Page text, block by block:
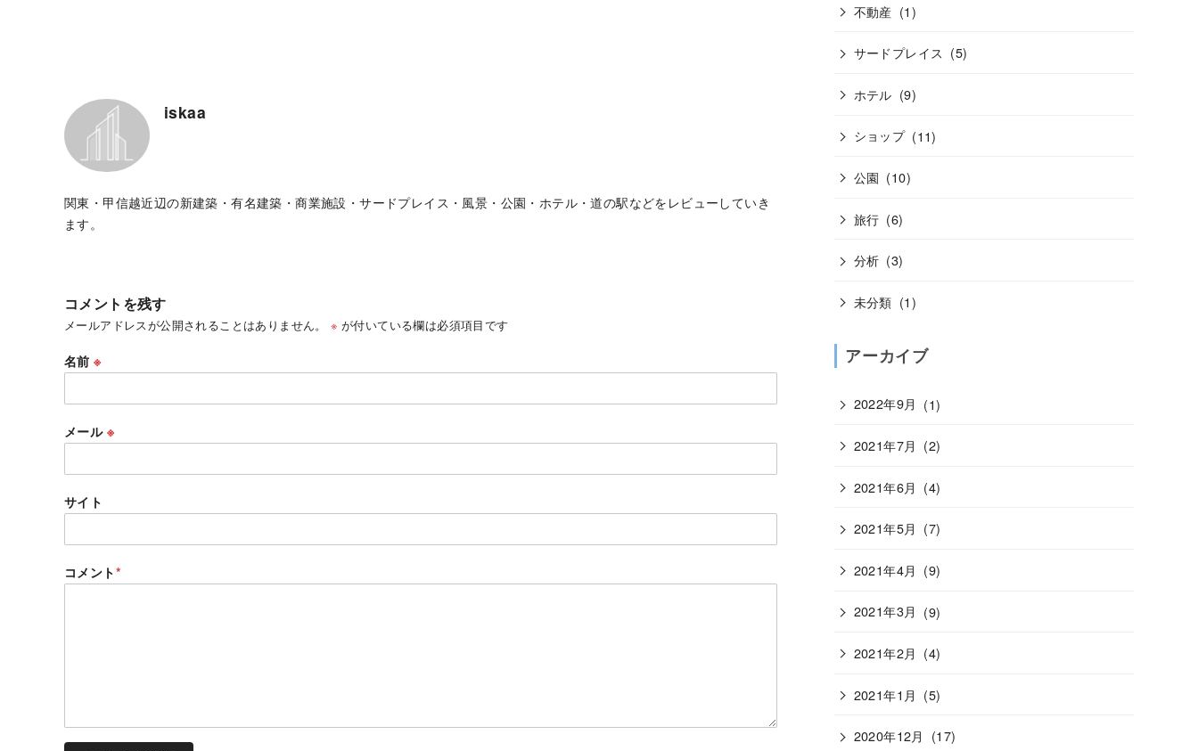
iskaa
関東・甲信越近辺の新建築・有名建築・商業施設・サードプレイス・風景・公園・ホテル・道の駅などをレビューしていき
ます。
コメントを残す
メールアドレスが公開されることはありません。 ※ が付いている欄は必須項目です
名前※
メール ※
サイト
コメント*
不動産 (1)
サードプレイス (5)
ホテル (9)
ショップ (11)
公園 (10)
旅行 (6)
分析 (3)
未分類 (1)
アーカイブ
2022年9月 (1)
2021年7月 (2)
2021年6月 (4)
2021年5月 (7)
2021年4月 (9)
2021年3月 (9)
2021年2月 (4)
2021年1月 (5)
2020年12月 (17)